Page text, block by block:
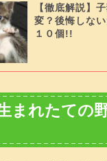
【徹底解説】
変？後悔しな
１０個!!
まれたての